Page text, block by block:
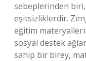
sebeplerinden
eşitsizliklerdir.
eğitim
sosyal destek
sahip bir birey,